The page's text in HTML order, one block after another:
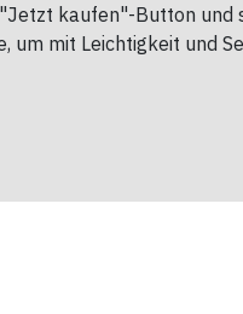
kaufen"-Button und
um mit Leichtigkeit und